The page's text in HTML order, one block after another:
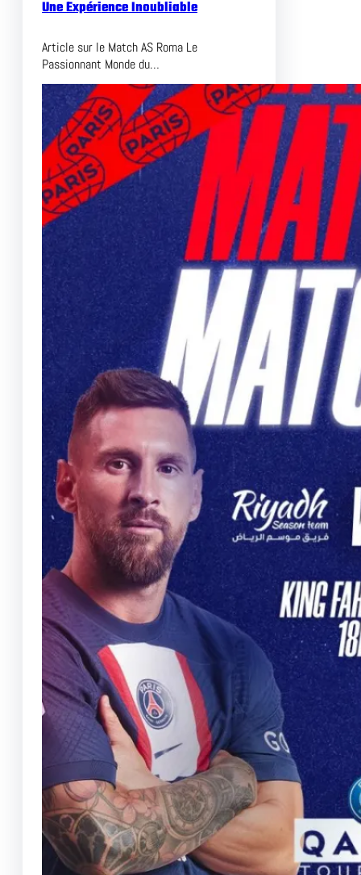
Une Expérience Inoubliable
Article sur le Match AS Roma Le
Passionnant Monde du…